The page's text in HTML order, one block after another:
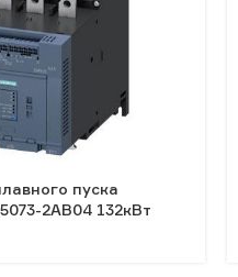
пуска
2AB04 132кВт